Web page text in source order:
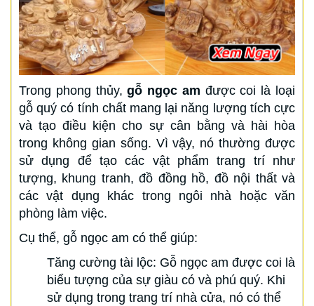
Trong phong thủy, gỗ ngọc am được coi là loại
gỗ quý có tính chất mang lại năng lượng tích cực
và tạo điều kiện cho sự cân bằng và hài hòa
trong không gian sống. Vì vậy, nó thường được
sử dụng để tạo các vật phẩm trang trí như
tượng, khung tranh, đồ đồng hồ, đồ nội thất và
các vật dụng khác trong ngôi nhà hoặc văn
phòng làm việc.
Cụ thể, gỗ ngọc am có thể giúp:
Tăng cường tài lộc: Gỗ ngọc am được coi là
biểu tượng của sự giàu có và phú quý. Khi
sử dụng trong trang trí nhà cửa, nó có thể